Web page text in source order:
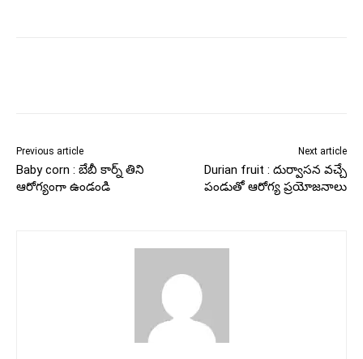
Previous article
Baby corn : బేబీ కార్న్ తిని
ఆరోగ్యంగా ఉండండి
Next article
Durian fruit : దుర్వాసన వచ్చే
పండుతో ఆరోగ్య ప్రయోజనాలు